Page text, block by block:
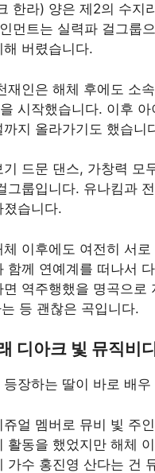
한라) 양은 제2의 수지
먼트는 실력파 걸그룹
버렸습니다.
재인은 해체 후에도 소
시작했습니다. 이후
지 올라가기도 했습니
드문 댄스, 가창력 모
그룹입니다. 유나킴과
습니다.
이후에도 여전히 서
함께 연예계를 떠나서
역주행했을 명곡으
등 괜찮은 곡입니다.
디아크 빛 뮤직비
장하는 딸이 바로 배
얼 멤버로 뮤비 빛 주
활동을 했었지만 해체
가수 홍진영 산다는 건